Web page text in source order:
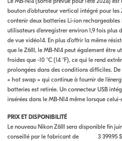
bouton d’obturateur vertical intégré pour les
contenir deux batteries Li-ion rechargeables
utilisateurs d’enregistrer environ 1,9 fois
de vue vidéo14. En plus d’offrir la même
que le Z6III, le MB-N14 peut également être
froides que -10 °C (14 °F), ce qui le rend
prolongées dans des conditions difficiles.
« hot swap » qui continue à fournir de
batteries est retirée. Un connecteur USB
insérées dans le MB-N14 même lorsque
PRIX ET DISPONIBILITÉ
Le nouveau Nikon Z6III sera disponible fin
conseillé par le fabricant de 3 399.95 $*